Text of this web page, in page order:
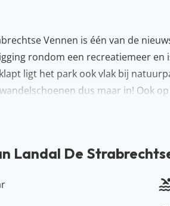
Vennen is één van de
rondom een recreatiemeer en
ligt het park ook vlak bij
dus maar in! Ook
zwembad, een restaurant,
Landal De